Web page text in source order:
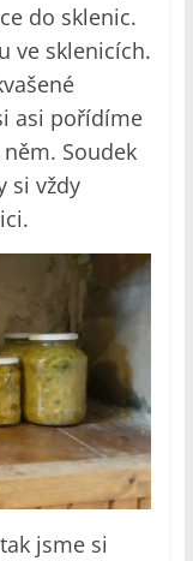
do sklenic.
ve sklenicích.
asi pořídíme
Soudek
si vždy
jsme si